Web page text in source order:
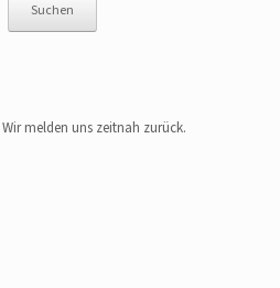
Suchen
melden uns zeitnah zurück.